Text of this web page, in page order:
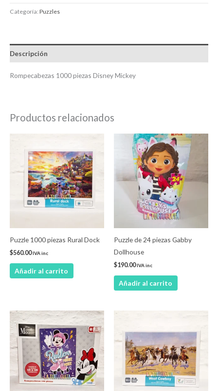
Categoría:Puzzles
Descripción
Rompecabezas 1000 piezas Disney Mickey
Productos relacionados
Puzzle 1000 piezas Rural Dock
$560.00IVA inc
Añadir al carrito
Puzzle de 24 piezas Gabby
Dollhouse
$190.00IVA inc
Añadir al carrito